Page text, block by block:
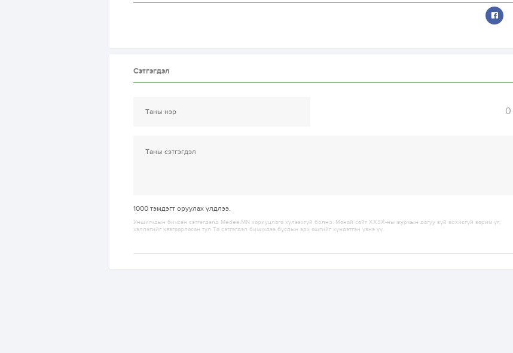
Сэтгэгдэл
0
1000 тэмдэгт оруулах үлдлээ.
Уншигчдын бичсэн сэтгэгдэлд Medee.MN хариуцлага хүлээхгүй болно. Манай сайт ХХЗХ-ны журмын дагуу зүй зохисгүй зарим үг,
хэллэгийг хязгаарласан тул Та сэтгэгдэл бичихдээ бусдын эрх ашгийг хүндэтгэн үзнэ үү.